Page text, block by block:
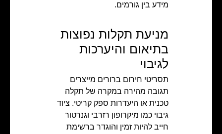
מידע בין גורמים.
מניעת תקלות נפוצות
בתיאום והיערכות
לגיבוי
תסריטי חירום ברורים מייצרים
תגובה מהירה במקרה של תקלה
טכנית או היעדרות ספק קריטי. ציוד
גיבוי כמו מיקרופון רזרבי וגנרטור
חייב להיות זמין והוגדר ברשימת